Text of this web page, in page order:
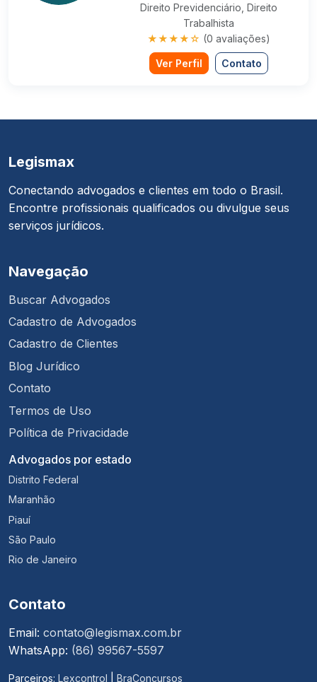
Direito Previdenciário, Direito
Trabalhista
★★★★☆ (0 avaliações)
Ver Perfil Contato
Legismax
Conectando advogados e clientes em todo o Brasil.
Encontre profissionais qualificados ou divulgue seus
serviços jurídicos.
Navegação
Buscar Advogados
Cadastro de Advogados
Cadastro de Clientes
Blog Jurídico
Contato
Termos de Uso
Política de Privacidade
Advogados por estado
Distrito Federal
Maranhão
Piauí
São Paulo
Rio de Janeiro
Contato
Email: contato@legismax.com.br
WhatsApp: (86) 99567-5597
Parceiros: Lexcontrol BraConcursos